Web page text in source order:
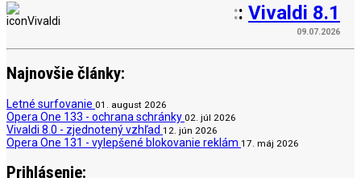
:: Vivaldi 8.1
09.07.2026
Najnovšie články:
Letné surfovanie 01. august 2026
Opera One 133 - ochrana schránky 02. júl 2026
Vivaldi 8.0 - zjednotený vzhľad 12. jún 2026
Opera One 131 - vylepšené blokovanie reklám 17. máj 2026
Prihlásenie: